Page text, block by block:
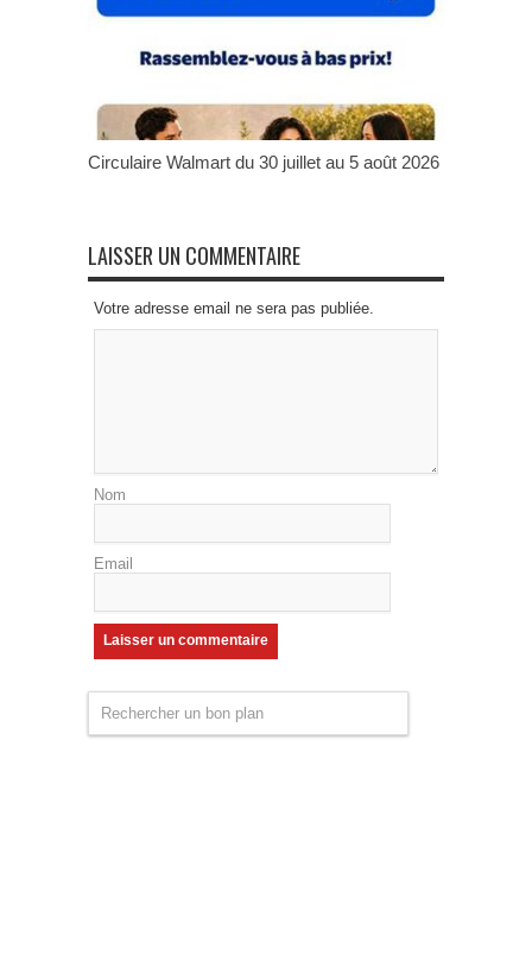
Circulaire Walmart du 30 juillet au 5 août 2026
LAISSER UN COMMENTAIRE
Votre adresse email ne sera pas publiée.
Nom
Email